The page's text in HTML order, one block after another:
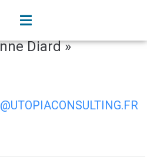
d’un sens
Diard »